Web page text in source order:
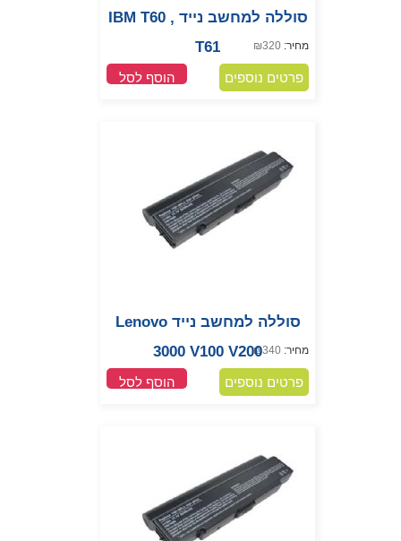
סוללה למחשב נייד IBM T60 ,
T61
מחיר: ₪320
פרטים נוספים הוסף לסל
סוללה למחשב נייד Lenovo
3000 V100 V200
מחיר: ₪340
פרטים נוספים הוסף לסל